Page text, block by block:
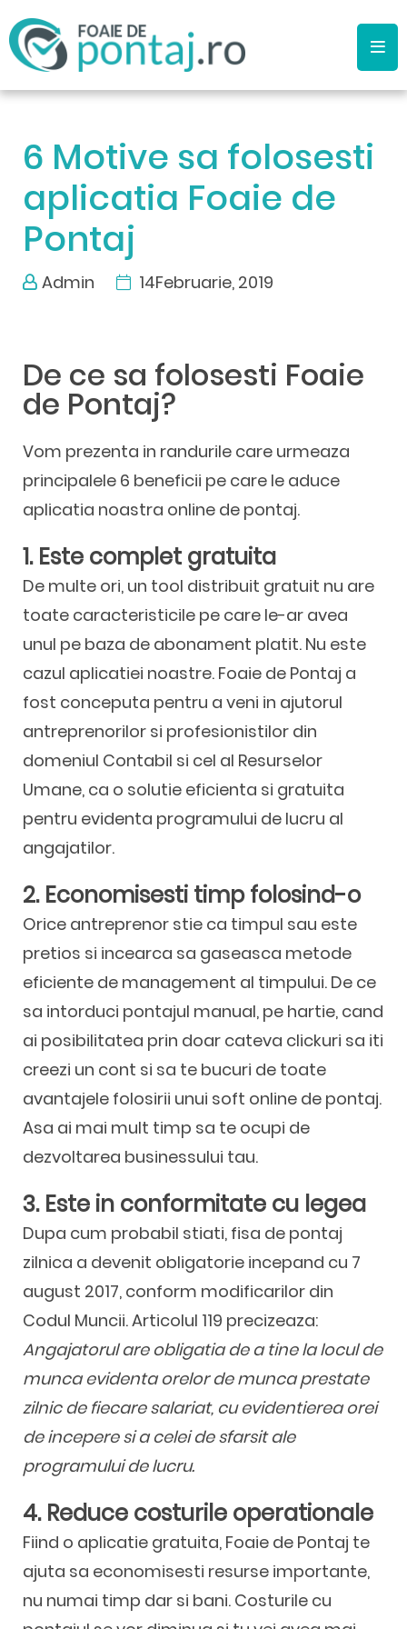
6 Motive sa folosesti
aplicatia Foaie de
Pontaj
Admin 14Februarie, 2019
De ce sa folosesti Foaie
de Pontaj?
Vom prezenta in randurile care urmeaza
principalele 6 beneficii pe care le aduce
aplicatia noastra online de pontaj.
1. Este complet gratuita
De multe ori, un tool distribuit gratuit nu are
toate caracteristicile pe care le-ar avea
unul pe baza de abonament platit. Nu este
cazul aplicatiei noastre. Foaie de Pontaj a
fost conceputa pentru a veni in ajutorul
antreprenorilor si profesionistilor din
domeniul Contabil si cel al Resurselor
Umane, ca o solutie eficienta si gratuita
pentru evidenta programului de lucru al
angajatilor.
2. Economisesti timp folosind-o
Orice antreprenor stie ca timpul sau este
pretios si incearca sa gaseasca metode
eficiente de management al timpului. De ce
sa intorduci pontajul manual, pe hartie, cand
ai posibilitatea prin doar cateva clickuri sa iti
creezi un cont si sa te bucuri de toate
avantajele folosirii unui soft online de pontaj.
Asa ai mai mult timp sa te ocupi de
dezvoltarea businessului tau.
3. Este in conformitate cu legea
Dupa cum probabil stiati, fisa de pontaj
zilnica a devenit obligatorie incepand cu 7
august 2017, conform modificarilor din
Codul Muncii. Articolul 119 precizeaza:
Angajatorul are obligatia de a tine la locul de
munca evidenta orelor de munca prestate
zilnic de fiecare salariat, cu evidentierea orei
de incepere si a celei de sfarsit ale
programului de lucru.
4. Reduce costurile operationale
Fiind o aplicatie gratuita, Foaie de Pontaj te
ajuta sa economisesti resurse importante,
nu numai timp dar si bani. Costurile cu